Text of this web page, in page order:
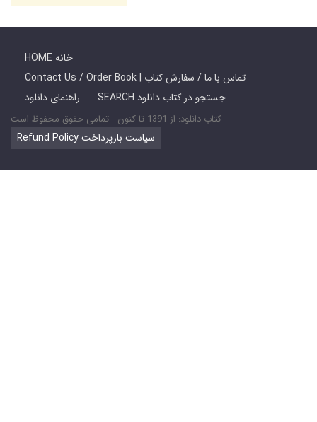
HOME خانه
Contact Us / Order Book | تماس با ما / سفارش کتاب
راهنمای دانلود
SEARCH جستجو در کتاب دانلود
کتاب دانلود: از 1391 تا کنون - تمامی حقوق محفوظ است
Refund Policy سیاست بازپرداخت